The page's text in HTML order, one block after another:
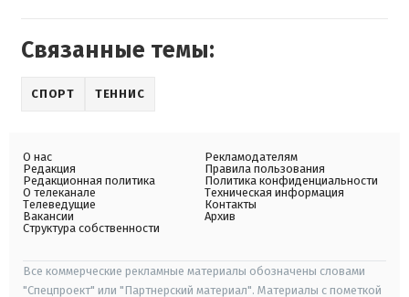
Связанные темы:
СПОРТ ТЕННИС
О нас
Редакция
Редакционная политика
О телеканале
Телеведущие
Вакансии
Структура собственности
Рекламодателям
Правила пользования
Политика конфиденциальности
Техническая информация
Контакты
Архив
Все коммерческие рекламные материалы обозначены словами
"Спецпроект" или "Партнерский материал". Материалы с пометкой